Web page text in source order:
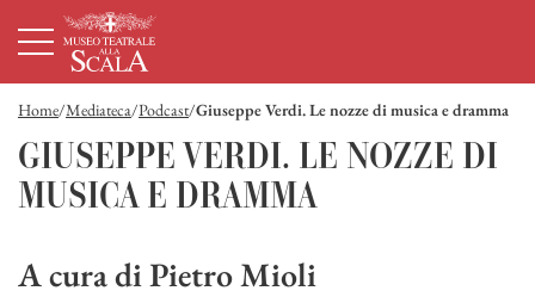
HomepageMenù principale
Home Mediateca Podcast Giuseppe Verdi. Le nozze di musica e dramma
Giuseppe Verdi. Le nozze di musica
GIUSEPPE VERDI. LE NOZZE DI
MUSICA E DRAMMA
A cura di Pietro Mioli